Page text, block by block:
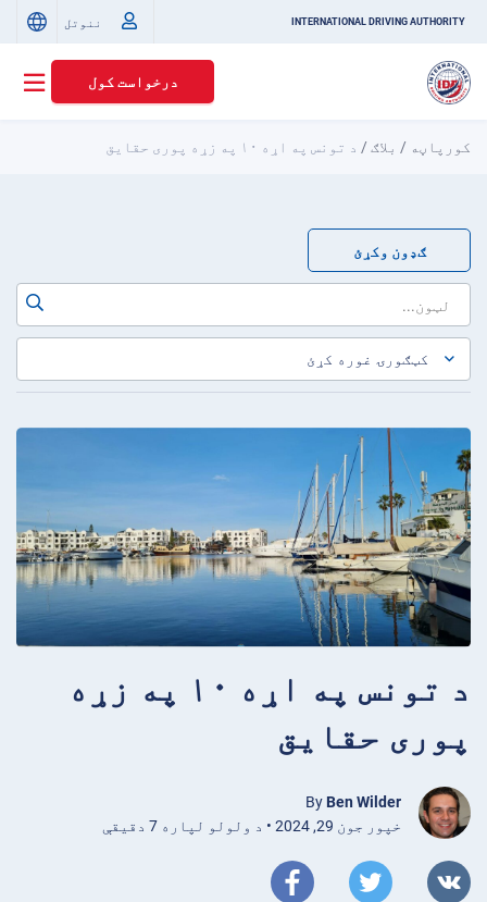
INTERNATIONAL DRIVING AUTHORITY ننوتل
درخواست کول
کورپاڼه / بلاګ/ د تونس په اړه ۱۰ په زړه پوری حقایق
ګډون وکړئ
د تونس په اړه ۱۰ په زړه
پوری حقایق
By Ben Wilder
خپور جون 29, 2024 • د ولولو لپاره 7 دقیقې